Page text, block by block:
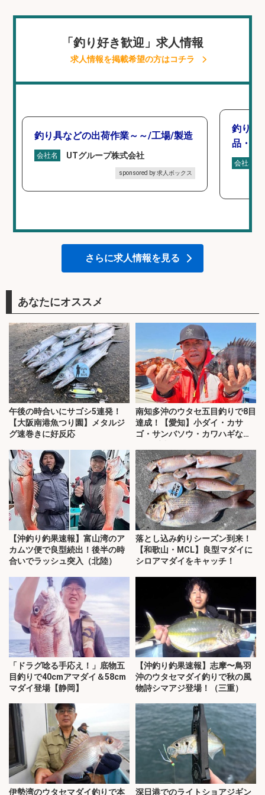
「釣り好き歓迎」求人情報
求人情報を掲載希望の方はコチラ
釣り具などの出荷作業～～/工場/製造
会社名 UTグループ株式会社
sponsored by 求人ボックス
釣り具
品・工
会社名
さらに求人情報を見る
あなたにオススメ
午後の時合いにサゴシ5連発！
【大阪南港魚つり園】メタルジ
グ速巻きに好反応
南知多沖のウタセ五目釣りで8目
達成！【愛知】小ダイ・カサ
ゴ・サンバソウ・カワハギなど
【沖釣り釣果速報】富山湾のア
カムツ便で良型続出！後半の時
合いでラッシュ突入（北陸）
落とし込み釣りシーズン到来！
【和歌山・MCL】良型マダイに
シロアマダイをキャッチ！
「ドラグ唸る手応え！」底物五
目釣りで40cmアマダイ＆58cm
マダイ登場【静岡】
【沖釣り釣果速報】志摩〜鳥羽
沖のウタセマダイ釣りで秋の風
物詩シマアジ登場！（三重）
伊勢湾のウタセマダイ釣りで本 深日港でのライトショアジギン